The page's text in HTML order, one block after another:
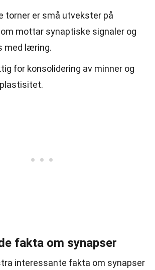
torner er små utvekster på
mottar synaptiske signaler og
med læring.
for konsolidering av minner og
fakta om synapser
interessante fakta om synapser